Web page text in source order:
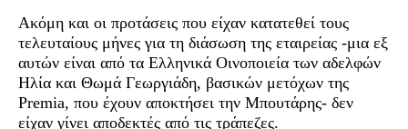
Ακόμη και οι προτάσεις που είχαν κατατεθεί τους
τελευταίους μήνες για τη διάσωση της εταιρείας -μια εξ
αυτών είναι από τα Ελληνικά Οινοποιεία των αδελφών
Ηλία και Θωμά Γεωργιάδη, βασικών μετόχων της
Premia, που έχουν αποκτήσει την Μπουτάρης- δεν
είχαν γίνει αποδεκτές από τις τράπεζες.